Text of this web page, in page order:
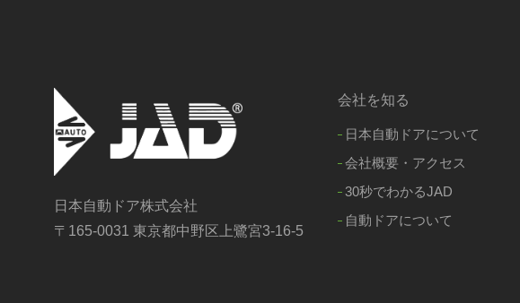
日本自動ドア株式会社
〒165-0031 東京都中野区上鷺宮3-16-5
会社を知る
日本自動ドアについて
会社概要・アクセス
30秒でわかるJAD
自動ドアについて